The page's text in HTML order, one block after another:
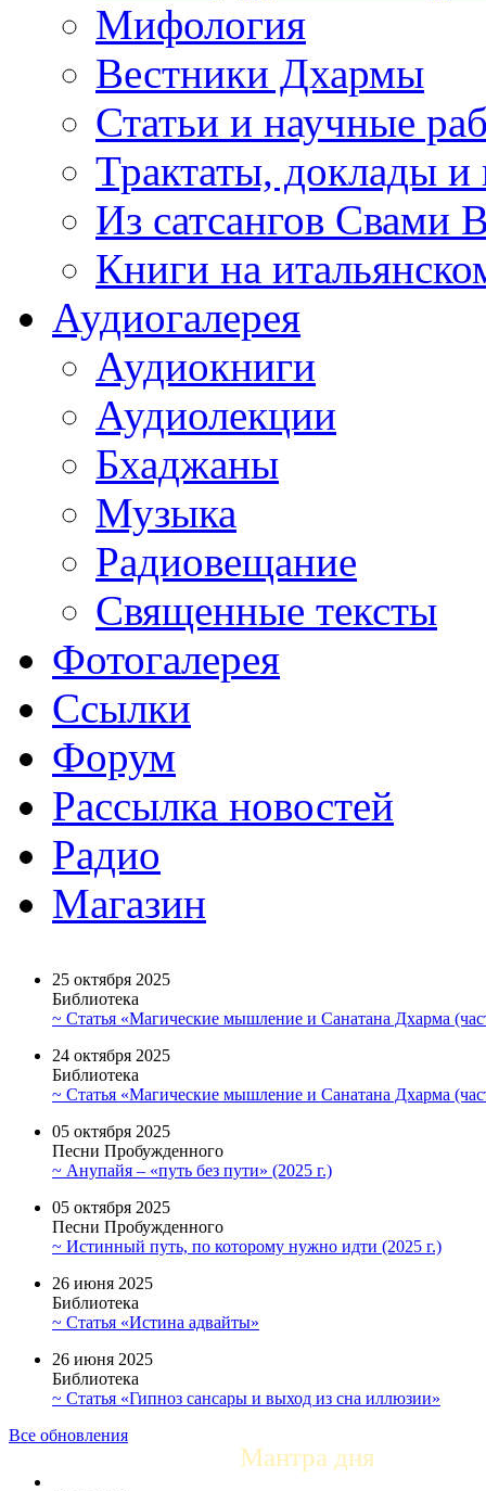
Мифология
Вестники Дхармы
Статьи и научные
Трактаты, доклады
Из сатсангов Свами
Книги на
Аудиогалерея
Аудиокниги
Аудиолекции
Бхаджаны
Музыка
Радиовещание
Священные тексты
Фотогалерея
Ссылки
Форум
Рассылка новостей
Радио
Магазин
25 октября 2025
Библиотека
~ Статья «Магические мышление и Санатана Дхарма
24 октября 2025
Библиотека
~ Статья «Магические мышление и Санатана Дхарма
05 октября 2025
Песни Пробужденного
~ Анупайя – «путь без пути» (2025 г.)
05 октября 2025
Песни Пробужденного
~ Истинный путь, по которому нужно идти (2025 г.)
26 июня 2025
Библиотека
~ Статья «Истина адвайты»
26 июня 2025
Библиотека
~ Статья «Гипноз сансары и выход из сна иллюзии»
Все обновления
Мантра дня